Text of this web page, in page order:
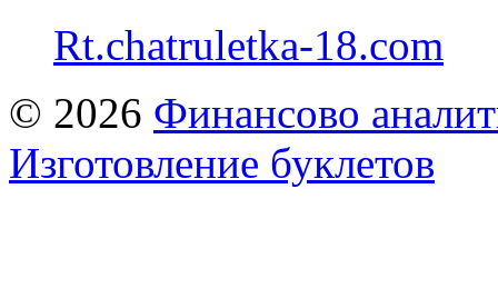
Rt.chatruletka-18.com
© 2026 Финансово
Изготовление буклетов